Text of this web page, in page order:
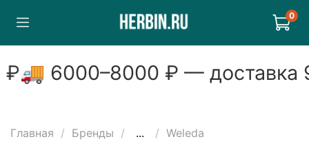
0
🚚6000–8000₽ — доставка
Главная Бренды ... Weleda